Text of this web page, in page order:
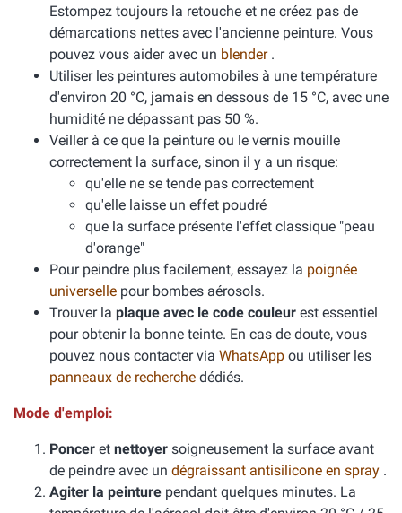
Estompez toujours la retouche et ne créez pas de
démarcations nettes avec l'ancienne peinture. Vous
pouvez vous aider avec un blender .
Utiliser les peintures automobiles à une température
d'environ 20 °C, jamais en dessous de 15 °C, avec une
humidité ne dépassant pas 50 %.
Veiller à ce que la peinture ou le vernis mouille
correctement la surface, sinon il y a un risque:
qu'elle ne se tende pas correctement
qu'elle laisse un effet poudré
que la surface présente l'effet classique "peau
d'orange"
Pour peindre plus facilement, essayez la poignée
universelle pour bombes aérosols.
Trouver la plaque avec le code couleur est essentiel
pour obtenir la bonne teinte. En cas de doute, vous
pouvez nous contacter via WhatsApp ou utiliser les
panneaux de recherche dédiés.
Mode d'emploi:
Poncer et nettoyer soigneusement la surface avant
de peindre avec un dégraissant antisilicone en spray .
Agiter la peinture pendant quelques minutes. La